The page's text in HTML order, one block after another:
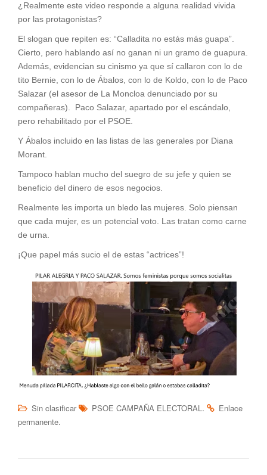
¿Realmente este video responde a alguna realidad vivida
por las protagonistas?
El slogan que repiten es: “Calladita no estás más guapa”.
Cierto, pero hablando así no ganan ni un gramo de guapura.
Además, evidencian su cinismo ya que sí callaron con lo de
tito Bernie, con lo de Ábalos, con lo de Koldo, con lo de Paco
Salazar (el asesor de La Moncloa denunciado por su
compañeras). Paco Salazar, apartado por el escándalo,
pero rehabilitado por el PSOE.
Y Ábalos incluido en las listas de las generales por Diana
Morant.
Tampoco hablan mucho del suegro de su jefe y quien se
beneficio del dinero de esos negocios.
Realmente les importa un bledo las mujeres. Solo piensan
que cada mujer, es un potencial voto. Las tratan como carne
de urna.
¡Que papel más sucio el de estas “actrices”!
Sin clasificar PSOE CAMPAÑA ELECTORAL.
Enlace
permanente.